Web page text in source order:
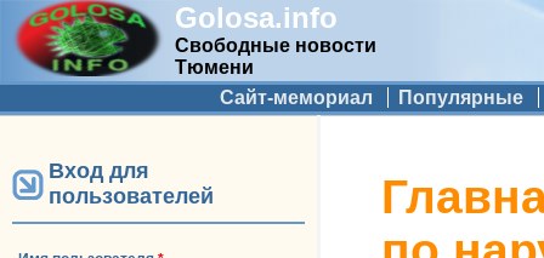
Golosa.info
Свободные новости
Тюмени
Дополнительное меню
Сайт-мемориал Популярные
Вход для
пользователей
Вы здесь